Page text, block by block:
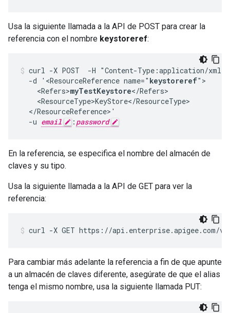
Usa la siguiente llamada a la API de POST para crear la
referencia con el nombre keystoreref:
curl -X POST  -H "Content-Type:application/
  -d '<ResourceReference name="
keystoreref">
    <Refers>
myTestKeystore</Refers>
    <ResourceType>KeyStore</ResourceType>
  </ResourceReference>'
  -u
email : password
En la referencia, se especifica el nombre del almacén de
claves y su tipo.
Usa la siguiente llamada a la API de GET para ver la
referencia:
Para cambiar más adelante la referencia a fin de que apunte
a un almacén de claves diferente, asegúrate de que el alias
tenga el mismo nombre, usa la siguiente llamada PUT: